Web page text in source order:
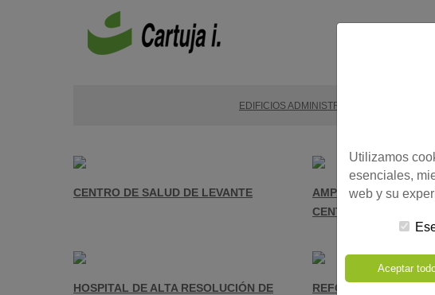
Utilizamos
esenciales,
web y su
EDIFICIOS ADMINISTRATIVOS
CENTRO DE SALUD DE LEVANTE
AMPLIACIÓN Y
CENTRO DE SALUD
HOSPITAL DE ALTA RESOLUCIÓN DE
REFORMA Y